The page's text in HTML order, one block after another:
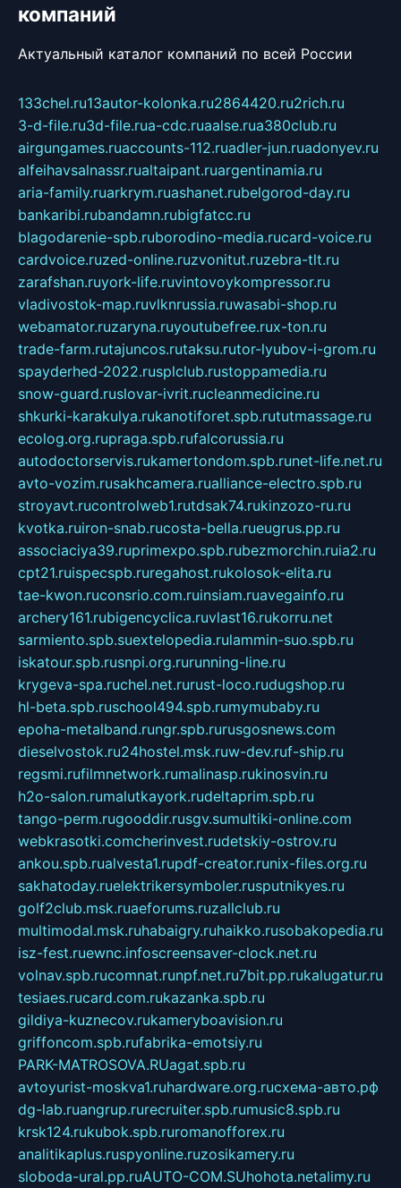
компаний
Актуальный каталог компаний по всей России
133chel.ru13autor-kolonka.ru2864420.ru2rich.ru
3-d-file.ru3d-file.rua-cdc.ruaalse.rua380club.ru
airgungames.ruaccounts-112.ruadler-jun.ruadonyev.ru
alfeihavsalnassr.rualtaipant.ruargentinamia.ru
aria-family.ruarkrym.ruashanet.rubelgorod-day.ru
bankaribi.rubandamn.rubigfatcc.ru
blagodarenie-spb.ruborodino-media.rucard-voice.ru
cardvoice.ruzed-online.ruzvonitut.ruzebra-tlt.ru
zarafshan.ruyork-life.ruvintovoykompressor.ru
vladivostok-map.ruvlknrussia.ruwasabi-shop.ru
webamator.ruzaryna.ruyoutubefree.rux-ton.ru
trade-farm.rutajuncos.rutaksu.rutor-lyubov-i-grom.ru
spayderhed-2022.rusplclub.rustoppamedia.ru
snow-guard.ruslovar-ivrit.rucleanmedicine.ru
shkurki-karakulya.rukanotiforet.spb.rututmassage.ru
ecolog.org.rupraga.spb.rufalcorussia.ru
autodoctorservis.rukamertondom.spb.runet-life.net.ru
avto-vozim.rusakhcamera.rualliance-electro.spb.ru
stroyavt.rucontrolweb1.rutdsak74.rukinzozo-ru.ru
kvotka.ruiron-snab.rucosta-bella.rueugrus.pp.ru
associaciya39.ruprimexpo.spb.rubezmorchin.ruia2.ru
cpt21.ruispecspb.ruregahost.rukolosok-elita.ru
tae-kwon.ruconsrio.com.ruinsiam.ruavegainfo.ru
archery161.rubigencyclica.ruvlast16.rukorru.net
sarmiento.spb.suextelopedia.rulammin-suo.spb.ru
iskatour.spb.rusnpi.org.rurunning-line.ru
krygeva-spa.ruchel.net.rurust-loco.rudugshop.ru
hl-beta.spb.ruschool494.spb.rumymubaby.ru
epoha-metalband.rungr.spb.rurusgosnews.com
dieselvostok.ru24hostel.msk.ruw-dev.ruf-ship.ru
regsmi.rufilmnetwork.rumalinasp.rukinosvin.ru
h2o-salon.rumalutkayork.rudeltaprim.spb.ru
tango-perm.rugooddir.rusgv.sumultiki-online.com
webkrasotki.comcherinvest.rudetskiy-ostrov.ru
ankou.spb.rualvesta1.rupdf-creator.runix-files.org.ru
sakhatoday.ruelektrikersymboler.rusputnikyes.ru
golf2club.msk.ruaeforums.ruzallclub.ru
multimodal.msk.ruhabaigry.ruhaikko.rusobakopedia.ru
isz-fest.ruewnc.infoscreensaver-clock.net.ru
volnav.spb.rucomnat.runpf.net.ru7bit.pp.rukalugatur.ru
tesiaes.rucard.com.rukazanka.spb.ru
gildiya-kuznecov.rukameryboavision.ru
griffoncom.spb.rufabrika-emotsiy.ru
PARK-MATROSOVA.RUagat.spb.ru
avtoyurist-moskva1.ruhardware.org.ruсхема-авто.рф
dg-lab.ruangrup.rurecruiter.spb.rumusic8.spb.ru
krsk124.rukubok.spb.ruromanofforex.ru
analitikaplus.ruspyonline.ruzosikamery.ru
sloboda-ural.pp.ruAUTO-COM.SUhohota.netalimy.ru